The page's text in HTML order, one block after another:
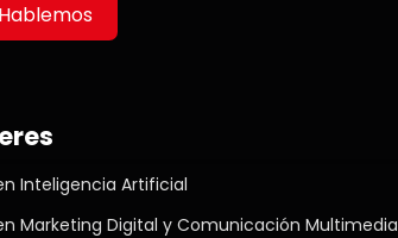
Hablemos
Inteligencia Artificial
Marketing Digital y Comunicación Multimedia